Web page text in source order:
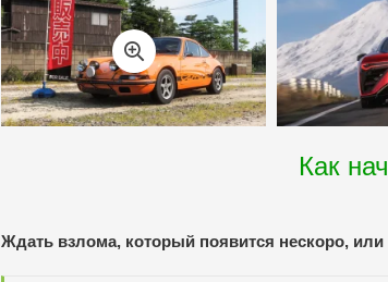
Как
Ждать взлома, который появится нескоро, или